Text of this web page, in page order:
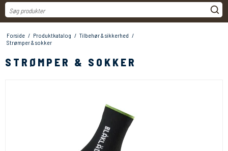
Forside / Produktkatalog / Tilbehør & sikkerhed /
Strømper & sokker
STRØMPER & SOKKER